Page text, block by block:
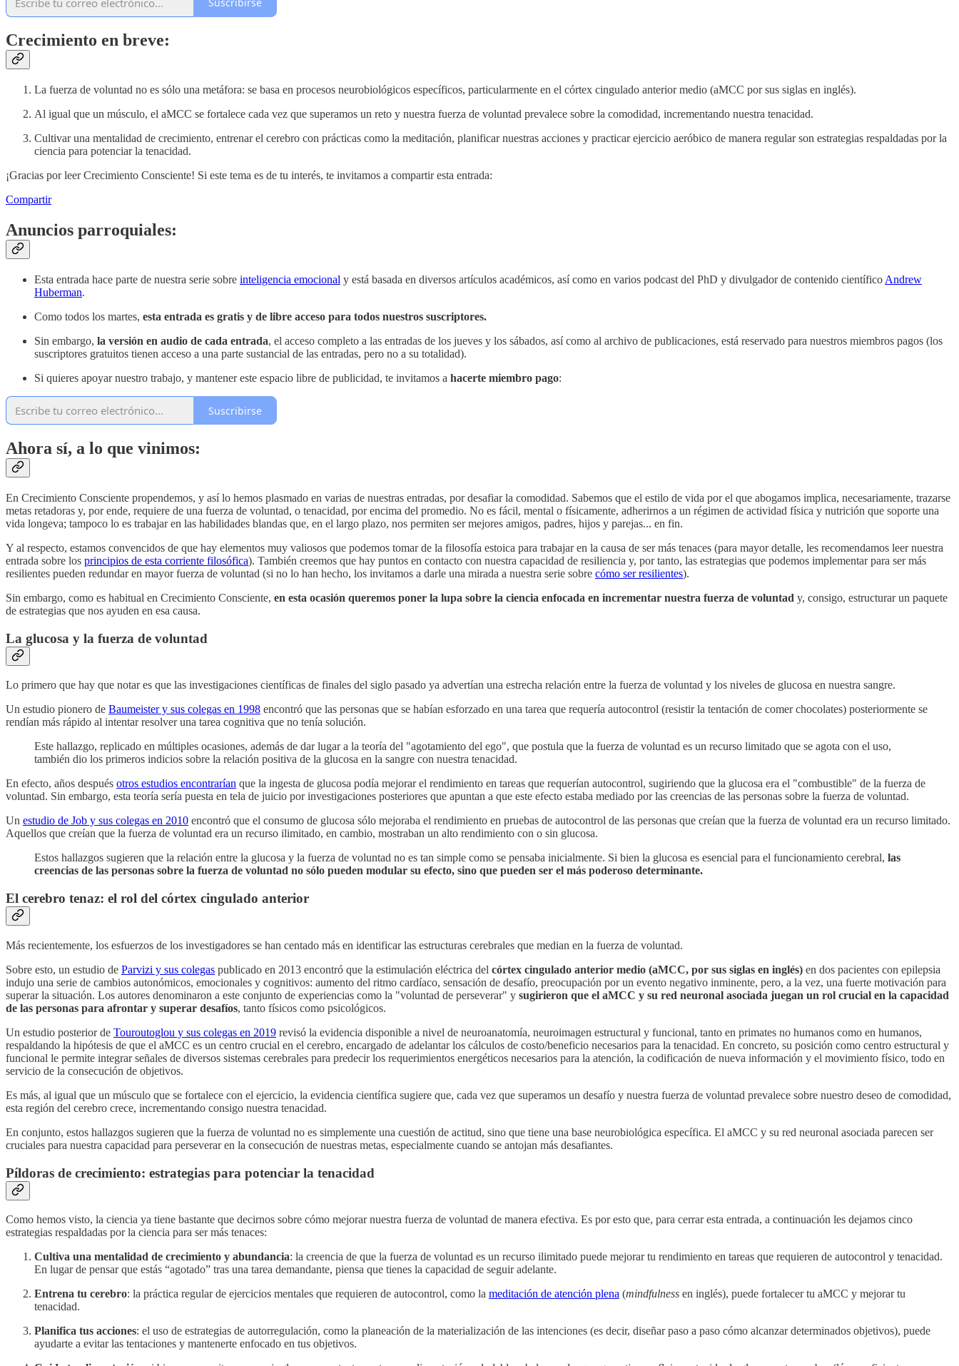
Crecimiento en breve:
La fuerza de voluntad no es sólo una metáfora: se basa en procesos neurobiológicos específicos, particularmente en el córtex cingulado anterior medio (aMCC por sus siglas en inglés).
Al igual que un músculo, el aMCC se fortalece cada vez que superamos un reto y nuestra fuerza de voluntad prevalece sobre la comodidad, incrementando nuestra tenacidad.
Cultivar una mentalidad de crecimiento, entrenar el cerebro con prácticas como la meditación, planificar nuestras acciones y practicar ejercicio aeróbico de manera regular son estrategias respaldadas por la
ciencia para potenciar la tenacidad.
¡Gracias por leer Crecimiento Consciente! Si este tema es de tu interés, te invitamos a compartir esta entrada:
Compartir
Anuncios parroquiales:
Esta entrada hace parte de nuestra serie sobre inteligencia emocional y está basada en diversos artículos académicos, así como en varios podcast del PhD y divulgador de contenido científico Andrew
Huberman.
Como todos los martes, esta entrada es gratis y de libre acceso para todos nuestros suscriptores.
Sin embargo, la versión en audio de cada entrada, el acceso completo a las entradas de los jueves y los sábados, así como al archivo de publicaciones, está reservado para nuestros miembros pagos (los
suscriptores gratuitos tienen acceso a una parte sustancial de las entradas, pero no a su totalidad).
Si quieres apoyar nuestro trabajo, y mantener este espacio libre de publicidad, te invitamos a hacerte miembro pago:
Suscribirse
Ahora sí, a lo que vinimos:
En Crecimiento Consciente propendemos, y así lo hemos plasmado en varias de nuestras entradas, por desafiar la comodidad. Sabemos que el estilo de vida por el que abogamos implica, necesariamente, trazarse
metas retadoras y, por ende, requiere de una fuerza de voluntad, o tenacidad, por encima del promedio. No es fácil, mental o físicamente, adherirnos a un régimen de actividad física y nutrición que soporte una
vida longeva; tampoco lo es trabajar en las habilidades blandas que, en el largo plazo, nos permiten ser mejores amigos, padres, hijos y parejas... en fin.
Y al respecto, estamos convencidos de que hay elementos muy valiosos que podemos tomar de la filosofía estoica para trabajar en la causa de ser más tenaces (para mayor detalle, les recomendamos leer nuestra
entrada sobre los principios de esta corriente filosófica). También creemos que hay puntos en contacto con nuestra capacidad de resiliencia y, por tanto, las estrategias que podemos implementar para ser más
resilientes pueden redundar en mayor fuerza de voluntad (si no lo han hecho, los invitamos a darle una mirada a nuestra serie sobre cómo ser resilientes).
Sin embargo, como es habitual en Crecimiento Consciente, en esta ocasión queremos poner la lupa sobre la ciencia enfocada en incrementar nuestra fuerza de voluntad y, consigo, estructurar un paquete
de estrategias que nos ayuden en esa causa.
La glucosa y la fuerza de voluntad
Lo primero que hay que notar es que las investigaciones científicas de finales del siglo pasado ya advertían una estrecha relación entre la fuerza de voluntad y los niveles de glucosa en nuestra sangre.
Un estudio pionero de Baumeister y sus colegas en 1998 encontró que las personas que se habían esforzado en una tarea que requería autocontrol (resistir la tentación de comer chocolates) posteriormente se
rendían más rápido al intentar resolver una tarea cognitiva que no tenía solución.
Este hallazgo, replicado en múltiples ocasiones, además de dar lugar a la teoría del "agotamiento del ego", que postula que la fuerza de voluntad es un recurso limitado que se agota con el uso,
también dio los primeros indicios sobre la relación positiva de la glucosa en la sangre con nuestra tenacidad.
En efecto, años después otros estudios encontrarían que la ingesta de glucosa podía mejorar el rendimiento en tareas que requerían autocontrol, sugiriendo que la glucosa era el "combustible" de la fuerza de
voluntad. Sin embargo, esta teoría sería puesta en tela de juicio por investigaciones posteriores que apuntan a que este efecto estaba mediado por las creencias de las personas sobre la fuerza de voluntad.
Un estudio de Job y sus colegas en 2010 encontró que el consumo de glucosa sólo mejoraba el rendimiento en pruebas de autocontrol de las personas que creían que la fuerza de voluntad era un recurso limitado.
Aquellos que creían que la fuerza de voluntad era un recurso ilimitado, en cambio, mostraban un alto rendimiento con o sin glucosa.
Estos hallazgos sugieren que la relación entre la glucosa y la fuerza de voluntad no es tan simple como se pensaba inicialmente. Si bien la glucosa es esencial para el funcionamiento cerebral, las
creencias de las personas sobre la fuerza de voluntad no sólo pueden modular su efecto, sino que pueden ser el más poderoso determinante.
El cerebro tenaz: el rol del córtex cingulado anterior
Más recientemente, los esfuerzos de los investigadores se han centado más en identificar las estructuras cerebrales que median en la fuerza de voluntad.
Sobre esto, un estudio de Parvizi y sus colegas publicado en 2013 encontró que la estimulación eléctrica del córtex cingulado anterior medio (aMCC, por sus siglas en inglés) en dos pacientes con epilepsia
indujo una serie de cambios autonómicos, emocionales y cognitivos: aumento del ritmo cardíaco, sensación de desafío, preocupación por un evento negativo inminente, pero, a la vez, una fuerte motivación para
superar la situación. Los autores denominaron a este conjunto de experiencias como la "voluntad de perseverar" y sugirieron que el aMCC y su red neuronal asociada juegan un rol crucial en la capacidad
de las personas para afrontar y superar desafíos, tanto físicos como psicológicos.
Un estudio posterior de Touroutoglou y sus colegas en 2019 revisó la evidencia disponible a nivel de neuroanatomía, neuroimagen estructural y funcional, tanto en primates no humanos como en humanos,
respaldando la hipótesis de que el aMCC es un centro crucial en el cerebro, encargado de adelantar los cálculos de costo/beneficio necesarios para la tenacidad. En concreto, su posición como centro estructural y
funcional le permite integrar señales de diversos sistemas cerebrales para predecir los requerimientos energéticos necesarios para la atención, la codificación de nueva información y el movimiento físico, todo en
servicio de la consecución de objetivos.
Es más, al igual que un músculo que se fortalece con el ejercicio, la evidencia científica sugiere que, cada vez que superamos un desafío y nuestra fuerza de voluntad prevalece sobre nuestro deseo de comodidad,
esta región del cerebro crece, incrementando consigo nuestra tenacidad.
En conjunto, estos hallazgos sugieren que la fuerza de voluntad no es simplemente una cuestión de actitud, sino que tiene una base neurobiológica específica. El aMCC y su red neuronal asociada parecen ser
cruciales para nuestra capacidad para perseverar en la consecución de nuestras metas, especialmente cuando se antojan más desafiantes.
Píldoras de crecimiento: estrategias para potenciar la tenacidad
Como hemos visto, la ciencia ya tiene bastante que decirnos sobre cómo mejorar nuestra fuerza de voluntad de manera efectiva. Es por esto que, para cerrar esta entrada, a continuación les dejamos cinco
estrategias respaldadas por la ciencia para ser más tenaces:
Cultiva una mentalidad de crecimiento y abundancia: la creencia de que la fuerza de voluntad es un recurso ilimitado puede mejorar tu rendimiento en tareas que requieren de autocontrol y tenacidad.
En lugar de pensar que estás “agotado” tras una tarea demandante, piensa que tienes la capacidad de seguir adelante.
Entrena tu cerebro: la práctica regular de ejercicios mentales que requieren de autocontrol, como la meditación de atención plena (mindfulness en inglés), puede fortalecer tu aMCC y mejorar tu
tenacidad.
Planifica tus acciones: el uso de estrategias de autorregulación, como la planeación de la materialización de las intenciones (es decir, diseñar paso a paso cómo alcanzar determinados objetivos), puede
ayudarte a evitar las tentaciones y mantenerte enfocado en tus objetivos.